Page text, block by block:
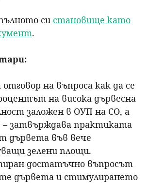
си становище като
.
отговор на въпроса как да се
на висока дървесна
заложен в ОУП на СО, а
затвърждава практиката
дървета във вече
зелени площи.
достатъчно въпросът
дървета и стимулирането